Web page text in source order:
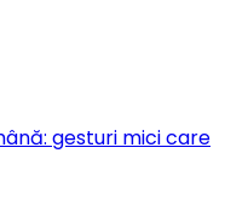
gesturi mici care